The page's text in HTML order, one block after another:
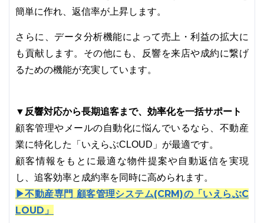
簡単に作れ、返信率が上昇します。
さらに、データ分析機能によって売上・利益の拡大に
も貢献します。その他にも、反響を来店や成約に繋げ
るための機能が充実しています。
▼反響対応から長期追客まで、効率化を一括サポート
顧客管理やメールの自動化に悩んでいるなら、不動産
業に特化した「いえらぶCLOUD」が最適です。
顧客情報をもとに最適な物件提案や自動返信を実現
し、追客効率と成約率を同時に高められます。
▶不動産専門 顧客管理システム(CRM)の「いえらぶC
LOUD」